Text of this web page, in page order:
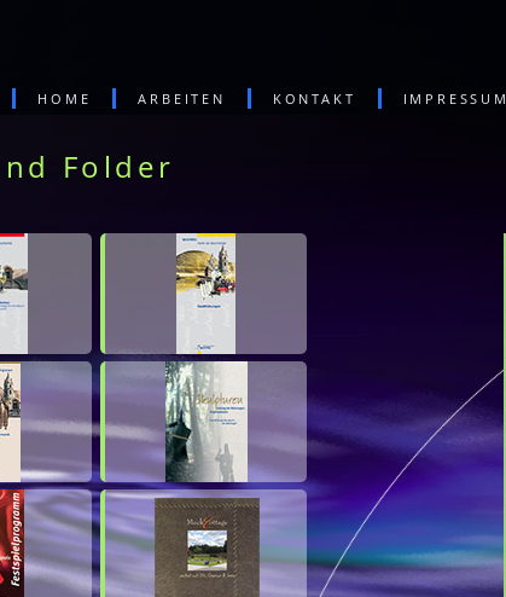
HOME ARBEITEN KONTAKT IMPRESSUM
Folder